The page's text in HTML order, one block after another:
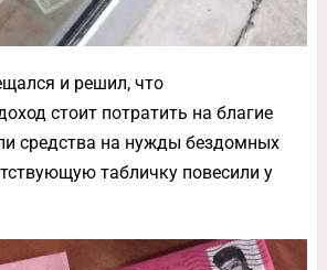
и решил, что
стоит потратить на благие
средства на нужды бездомных
табличку повесили у